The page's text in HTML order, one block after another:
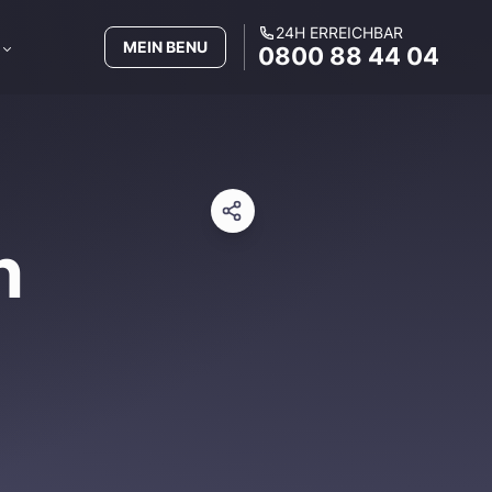
MEIN BENU
24H ERREICHBAR
0800 88 44 04